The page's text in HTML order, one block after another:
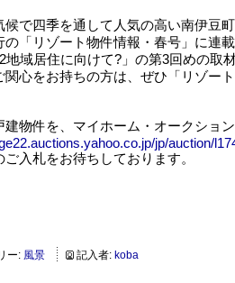
候で四季を通して人気の高い南伊豆
の「リゾート物件情報・春号」に
地域居住に向けて?」の第3回めの取
関心をお持ちの方は、ぜひ「リゾー
建物件を、マイホーム・オークショ
jp/auction/
ご入札をお待ちしております。
ー: 風景 記入者: koba